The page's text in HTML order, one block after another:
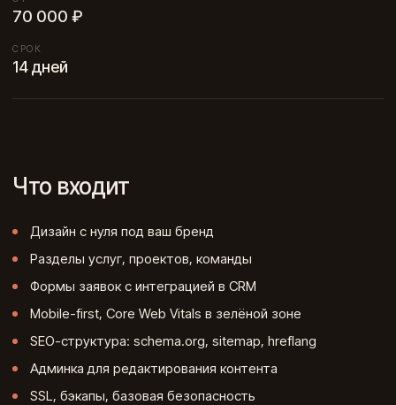
70 000 ₽
СРОК
14 дней
Что входит
Дизайн с нуля под ваш бренд
Разделы услуг, проектов, команды
Формы заявок с интеграцией в CRM
Mobile-first, Core Web Vitals в зелёной зоне
SEO-структура: schema.org, sitemap, hreflang
Админка для редактирования контента
SSL, бэкапы, базовая безопасность